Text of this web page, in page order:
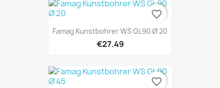
Famag Kunstbohrer WS GL90 Ø 20
€27.49
favorite_border
favorite_border